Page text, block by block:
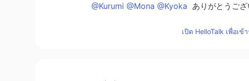
@Kurumi @Mona @Kyoka ありがとうご
เปิด HelloTalk เพื่อเ